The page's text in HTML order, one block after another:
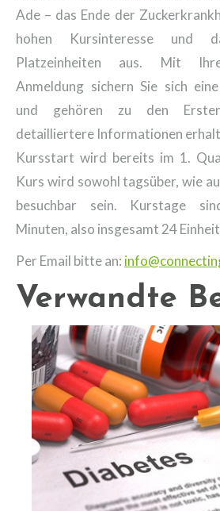
Ade – das Ende der
hohen Kursinteresse und
Platzeinheiten aus. Mit
Anmeldung sichern Sie sich
und gehören zu den
detailliertere Informationen
Kursstart wird bereits im 1.
Kurs wird sowohl tagsüber, wie
besuchbar sein. Kurstage
Minuten, also insgesamt 24
Per Email bitte an:
Verwandte